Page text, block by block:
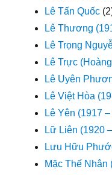
Lê Tấn Quốc
Lê Thương
Lê Trọng
Lê Trực
Lê Uyên
Lê Việt Hòa
Lê Yên (1917
Lữ Liên (1920
Lưu Hữu
Mặc Thế Nhân